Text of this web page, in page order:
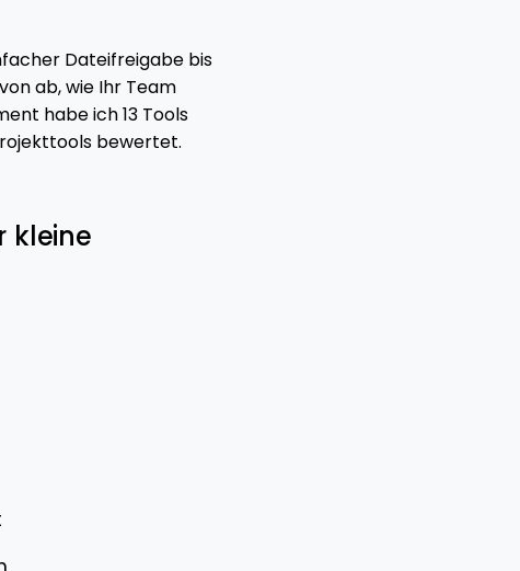
Dateifreigabe bis
ab, wie Ihr Team
habe ich 13 Tools
bewertet.
kleine